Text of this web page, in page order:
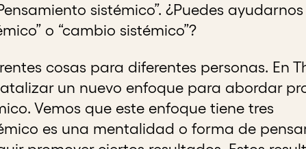
sistémico”. ¿Puedes
o “cambio sistémico”?
cosas para diferentes personas. En
un nuevo enfoque para abordar
Vemos que este enfoque tiene tres
es una mentalidad o forma de